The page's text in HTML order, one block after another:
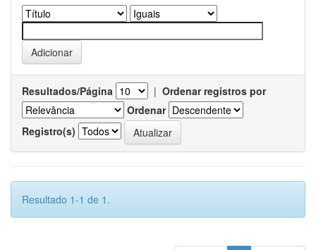
Resultados/Página | Ordenar registros por
Ordenar
Registro(s)
Resultado 1-1 de 1.